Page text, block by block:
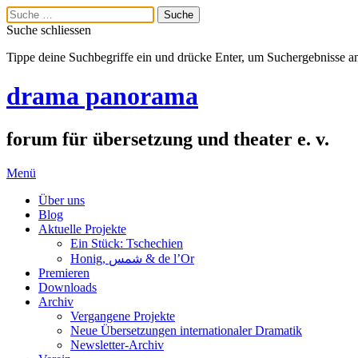
Suche schliessen
Tippe deine Suchbegriffe ein und drücke Enter, um Suchergebnisse
drama panorama
forum für übersetzung und theater e. v.
Menü
Über uns
Blog
Aktuelle Projekte
Ein Stück: Tschechien
Honig, شمس & de l’Or
Premieren
Downloads
Archiv
Vergangene Projekte
Neue Übersetzungen internationaler Dramatik
Newsletter-Archiv